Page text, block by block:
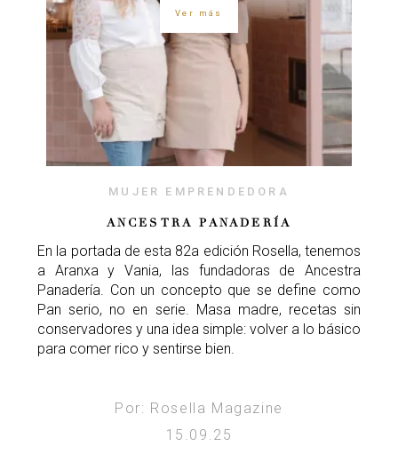
Ver más
MUJER EMPRENDEDORA
ANCESTRA PANADERÍA
En la portada de esta 82a edición Rosella, tenemos
a Aranxa y Vania, las fundadoras de Ancestra
Panadería. Con un concepto que se define como
Pan serio, no en serie. Masa madre, recetas sin
conservadores y una idea simple: volver a lo básico
para comer rico y sentirse bien.
Por: Rosella Magazine
15.09.25